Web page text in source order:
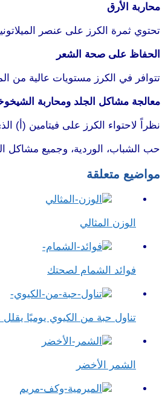
محاربة الأرق
تحتوي ثمرة الكرز على عنصر
الحفاظ على صحة الشعر
تتوافر في الكرز مستويات عالية من
معالجة مشاكل الجلد ومحاربة
نظراً لاحتواء الكرز على فيتامين (أ)
حب الشباب، الوردية، وجميع مشاكل
مواضيع متعلقة
الوزن المثالي
فوائد الشمام لصحتك
تناول حبة من الكيوي يوميًا
الشمر الأخضر